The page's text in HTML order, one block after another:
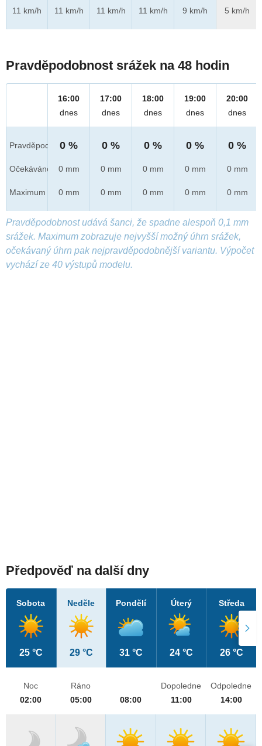
11 km/h
11 km/h
11 km/h
11 km/h
9 km/h
5 km/h
Pravděpodobnost srážek na 48 hodin
Pravděpod.
Očekáváno
Maximum
16:00
dnes
0 %
0 mm
0 mm
17:00
dnes
0 %
0 mm
0 mm
18:00
dnes
0 %
0 mm
0 mm
19:00
dnes
0 %
0 mm
0 mm
20:00
dnes
0 %
0 mm
0 mm
Pravděpodobnost udává šanci, že spadne alespoň 0,1 mm
srážek. Maximum zobrazuje nejvyšší možný úhrn srážek,
očekávaný úhrn pak nejpravděpodobnější variantu. Výpočet
vychází ze 40 výstupů modelu.
Předpověď na další dny
Sobota
25 °C
Neděle
29 °C
Pondělí
31 °C
Úterý
24 °C
Středa
26 °C
Noc
02:00
Ráno
05:00
08:00
Dopoledne
11:00
Odpoledne
14:00